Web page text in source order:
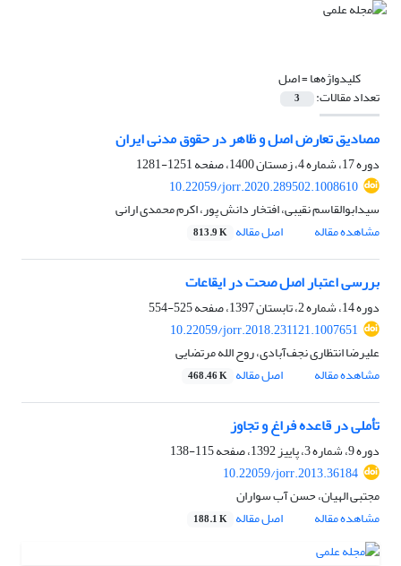
کلیدواژه‌ها =اصل
تعداد مقالات: 3
مصادیق تعارض اصل و ظاهر در حقوق مدنی ایران
دوره 17، شماره 4، زمستان 1400، صفحه
1251-1281
10.22059/jorr.2020.289502.1008610
سیدابوالقاسم نقیبی، افتخار دانش پور، اکرم محمدی ارانی
مشاهده مقاله
اصل مقاله 813.9 K
بررسی اعتبار اصل صحت در ایقاعات
دوره 14، شماره 2، تابستان 1397، صفحه
525-554
10.22059/jorr.2018.231121.1007651
علیرضا انتظاری نجف‌آبادی، روح الله مرتضایی
مشاهده مقاله
اصل مقاله 468.46 K
تأملی در قاعده فراغ و تجاوز
دوره 9، شماره 3، پاییز 1392، صفحه
115-138
10.22059/jorr.2013.36184
مجتبی الهیان، حسن آب سواران
مشاهده مقاله
اصل مقاله 188.1 K